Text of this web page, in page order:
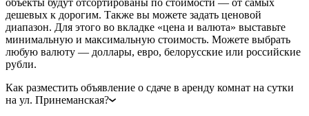
объекты будут отсортированы по стоимости — от самых
дешевых к дорогим. Также вы можете задать ценовой
диапазон. Для этого во вкладке «цена и валюта» выставьте
минимальную и максимальную стоимость. Можете выбрать
любую валюту — доллары, евро, белорусские или российские
рубли.
Как разместить объявление о сдаче в аренду комнат на сутки
на ул. Принеманская?